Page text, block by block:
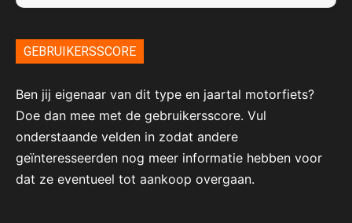
GEBRUIKERSSCORE
Ben jij eigenaar van dit type en jaartal motorfiets?
Doe dan mee met de gebruikersscore. Vul
onderstaande velden in zodat andere
geïnteresseerden nog meer informatie hebben voor
dat ze eventueel tot aankoop overgaan.